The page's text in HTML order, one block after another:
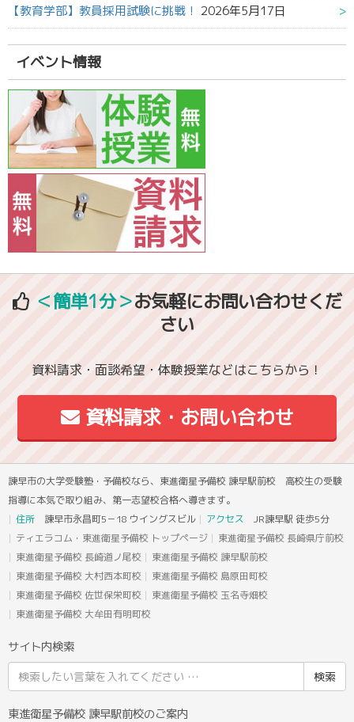
【教育学部】教員採用試験に挑戦！ 2026年5月17日
イベント情報
＜簡単1分＞お気軽にお問い合わせくだ
さい
資料請求・面談希望・体験授業などはこちらから！
資料請求・お問い合わせ
諫早市の大学受験塾・予備校なら、東進衛星予備校 諫早駅前校 高校生の受験
指導に本気で取り組み、第一志望校合格へ導きます。
住所 諫早市永昌町5－18 ウイングスビル アクセス JR諫早駅 徒歩5分
ティエラコム・東進衛星予備校 トップページ
東進衛星予備校 長崎県庁前校
東進衛星予備校 長崎道ノ尾校
東進衛星予備校 諫早駅前校
東進衛星予備校 大村西本町校
東進衛星予備校 島原田町校
東進衛星予備校 佐世保栄町校
東進衛星予備校 玉名寺畑校
東進衛星予備校 大牟田有明町校
サイト内検索
索
結
東進衛星予備校 諫早駅前校のご案内